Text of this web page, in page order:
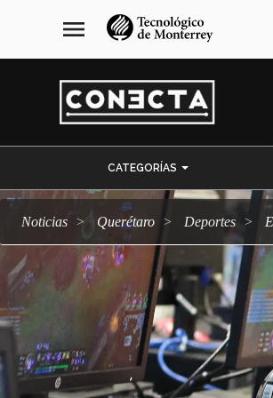
navegación
principal
menu
CATEGORÍAS
Noticias Querétaro deportes